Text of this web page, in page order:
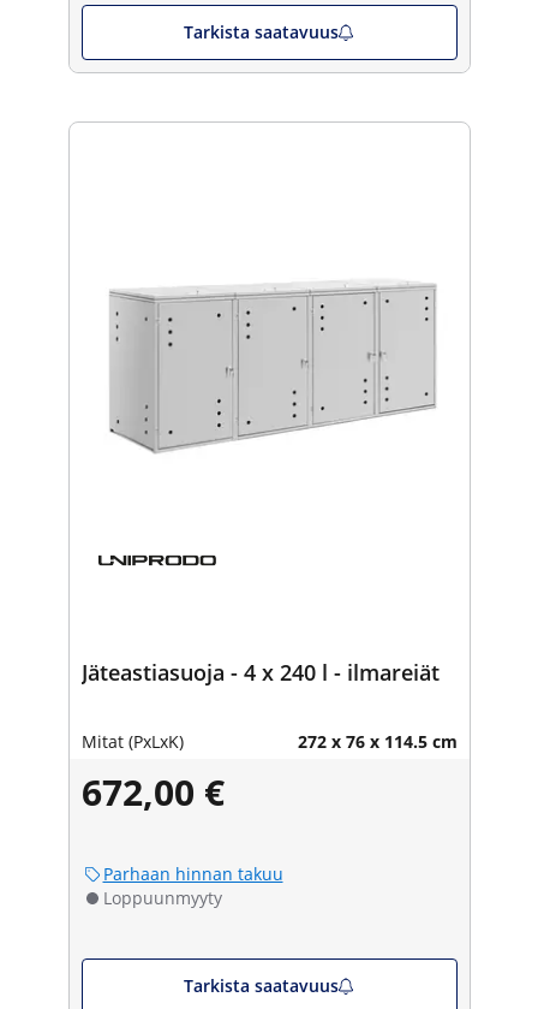
Tarkista saatavuus
Jäteastiasuoja - 4 x 240 l - ilmareiät
Mitat (PxLxK) 272 x 76 x 114.5 cm
672,00 €
Parhaan hinnan takuu
Loppuunmyyty
Tarkista saatavuus